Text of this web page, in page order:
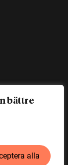
bättre
alla